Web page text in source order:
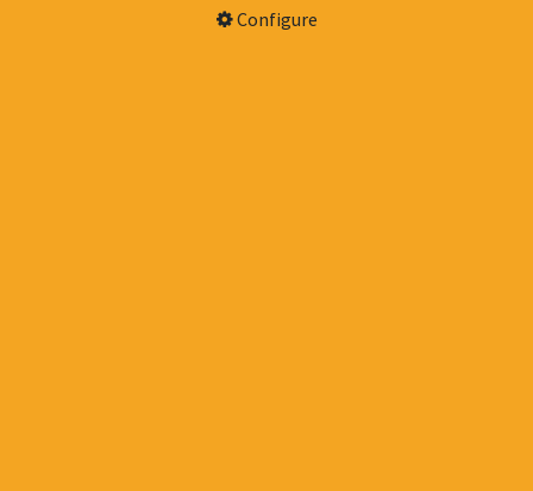
Configure